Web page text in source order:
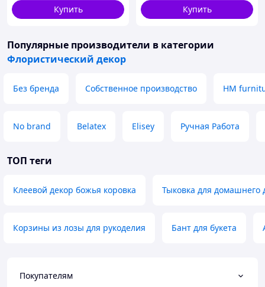
Купить
Купить
Популярные производители в категории
Флористический декор
Без бренда Собственное производство HM
No brand Belatex Elisey Ручная Работа
ТОП теги
Клеевой декор божья коровка Тыковка для домашнего
Корзины из лозы для рукоделия Бант для букета
Покупателям